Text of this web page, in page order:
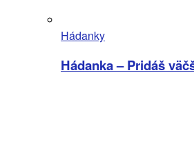
Hádanky
Hádanka – Pridáš